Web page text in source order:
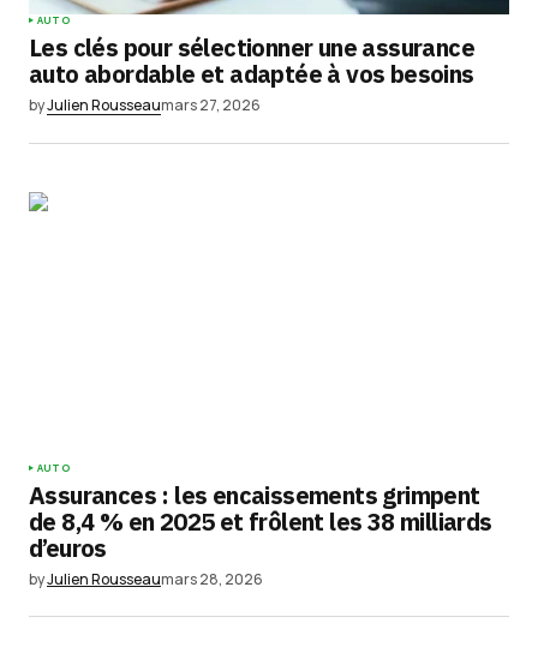
AUTO
Les clés pour sélectionner une assurance
auto abordable et adaptée à vos besoins
byJulien Rousseaumars 27, 2026
AUTO
Assurances : les encaissements grimpent
de 8,4 % en 2025 et frôlent les 38 milliards
d’euros
byJulien Rousseaumars 28, 2026